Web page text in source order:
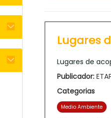
Lugares
Lugares de
Publicador:
Categorias
Medio Ambiente